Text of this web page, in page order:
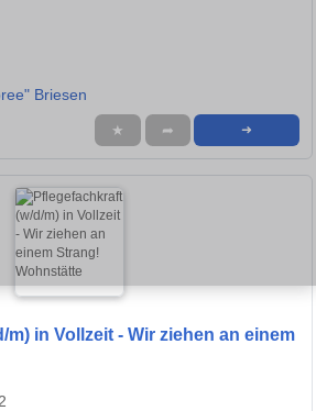
Briesen
★ ➦ ➜
m) in Vollzeit - Wir ziehen an einem